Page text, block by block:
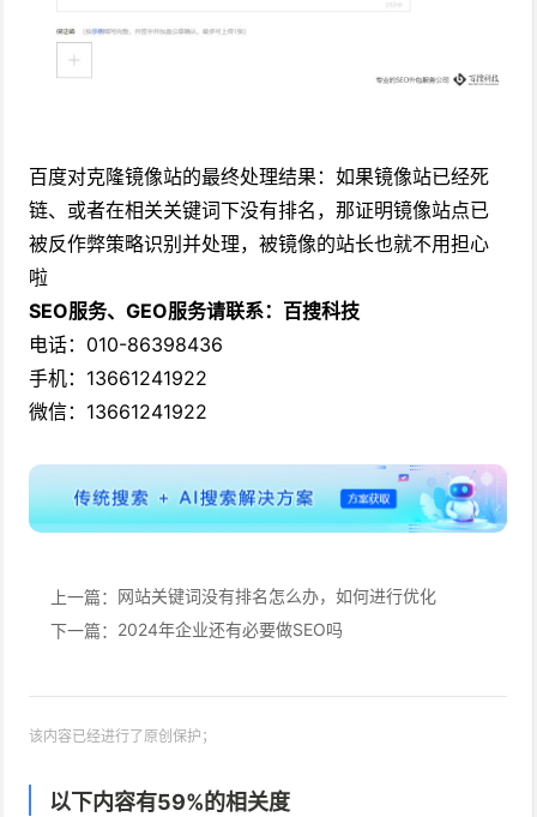
百度对克隆镜像站的最终处理结果：如果镜像站已经死
链、或者在相关关键词下没有排名，那证明镜像站点已
被反作弊策略识别并处理，被镜像的站长也就不用担心
啦
SEO服务、GEO服务请联系：百搜科技
电话：010-86398436
手机：13661241922
微信：13661241922
上一篇： 网站关键词没有排名怎么办，如何进行优化
下一篇： 2024年企业还有必要做SEO吗
该内容已经进行了原创保护；
以下内容有59%的相关度